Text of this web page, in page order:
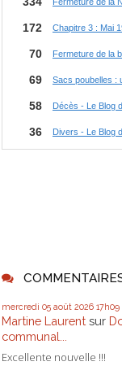
mercredi 05 août 2026 17h09
Martine Laurent sur
communal...
Excellente nouvelle !!!